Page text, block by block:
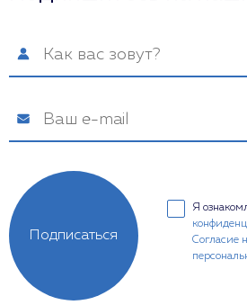
Я
Согласие
Подписаться